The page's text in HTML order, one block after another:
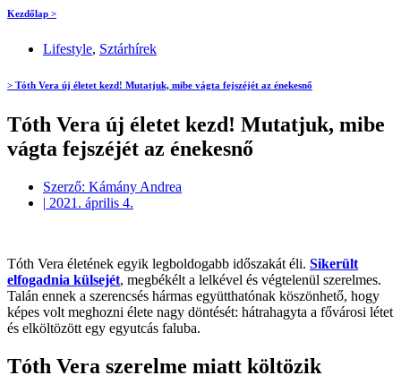
Kezdőlap >
Lifestyle, Sztárhírek
> Tóth Vera új életet kezd! Mutatjuk, mibe vágta fejszéjét az énekesnő
Tóth Vera új életet kezd! Mutatjuk, mibe
vágta fejszéjét az énekesnő
Szerző: Kámány Andrea
| 2021. április 4.
Tóth Vera életének egyik legboldogabb időszakát éli. Sikerült
elfogadnia külsejét, megbékélt a lelkével és végtelenül szerelmes.
Talán ennek a szerencsés hármas együtthatónak köszönhető, hogy
képes volt meghozni élete nagy döntését: hátrahagyta a fővárosi létet
és elköltözött egy egyutcás faluba.
Tóth Vera szerelme miatt költözik